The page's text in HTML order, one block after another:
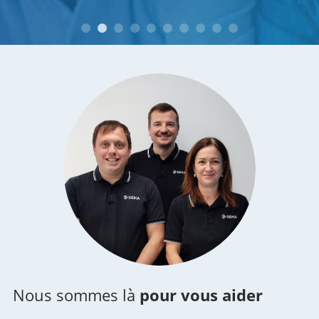
M. et Mme B. à Montélimar (26)
Nous sommes là pour vous aider